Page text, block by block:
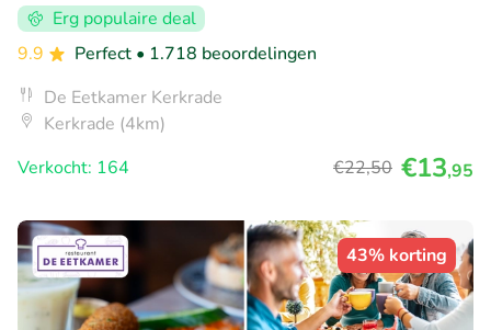
Erg populaire deal
9.9
Perfect • 1.718 beoordelingen
De Eetkamer Kerkrade
Kerkrade (4km)
Verkocht: 164
€22,50 €13,95
43% korting